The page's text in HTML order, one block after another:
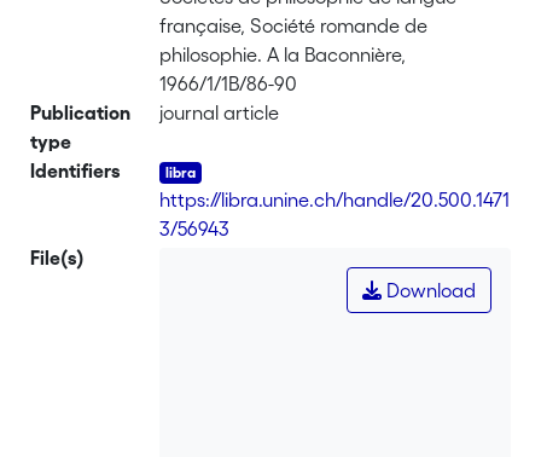
française, Société romande de
philosophie. A la Baconnière,
1966/1/1B/86-90
Publication
type
journal article
Identifiers
https://libra.unine.ch/handle/20.500.1471
3/56943
File(s)
Download